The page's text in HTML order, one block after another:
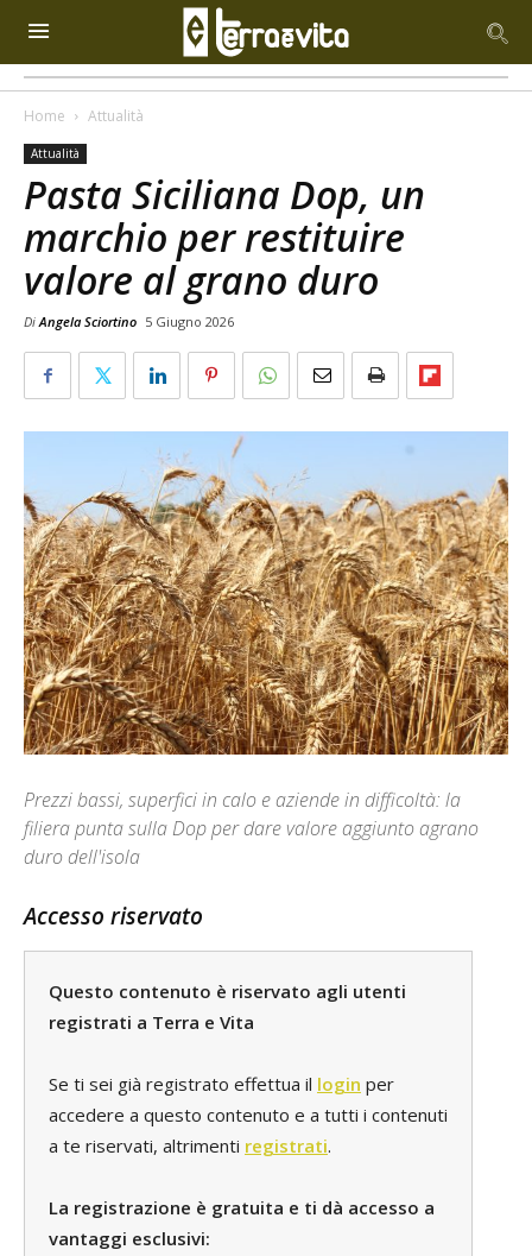
Home Attualità
Attualità
Pasta Siciliana Dop, un
marchio per restituire
valore al grano duro
DiAngela Sciortino 5 Giugno 2026
Prezzi bassi, superfici in calo e aziende in difficoltà: la
filiera punta sulla Dop per dare valore aggiunto agrano
duro dell'isola
Accesso riservato
Questo contenuto è riservato agli utenti
registrati a Terra e Vita
Se ti sei già registrato effettua il login per
accedere a questo contenuto e a tutti i contenuti
a te riservati, altrimenti registrati.
La registrazione è gratuita e ti dà accesso a
vantaggi esclusivi: